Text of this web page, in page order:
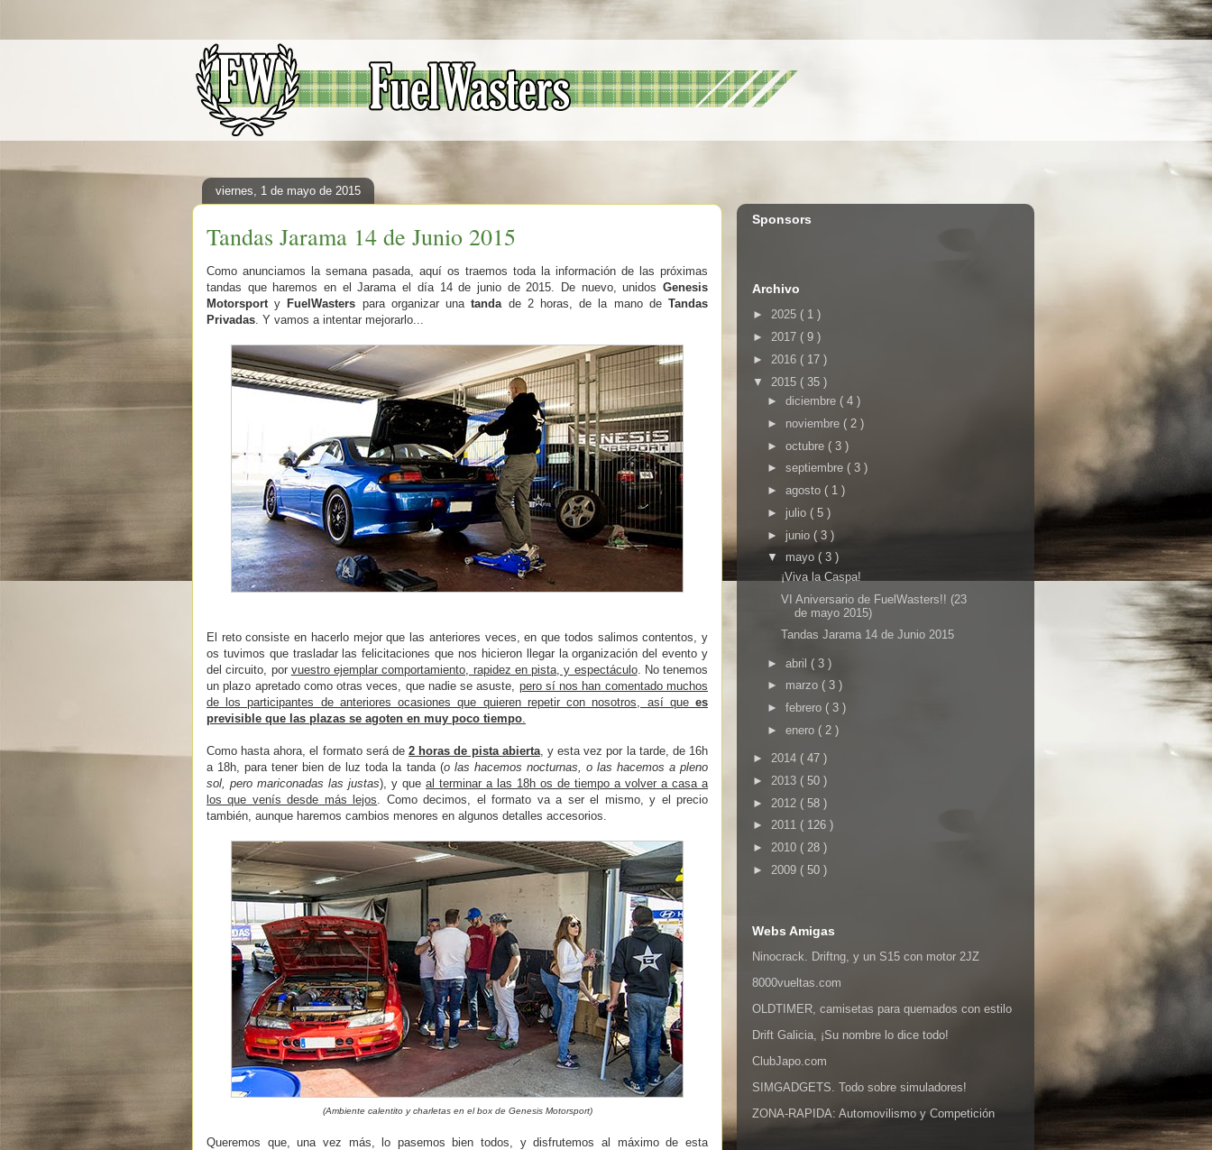
viernes, 1 de mayo de 2015
Tandas Jarama 14 de Junio 2015
Como anunciamos la semana pasada, aquí os traemos toda la información de las próximas
tandas que haremos en el Jarama el día 14 de junio de 2015. De nuevo, unidos Genesis
Motorsporty FuelWasters para organizar unatandade 2 horas, de la mano deTandas
Privadas. Y vamos a intentar mejorarlo...
El reto consiste en hacerlo mejor que las anteriores veces, en que todos salimos contentos, y
os tuvimos que trasladar las felicitaciones que nos hicieron llegar la organización del evento y
del circuito, por vuestro ejemplar comportamiento, rapidez en pista, y espectáculo. No tenemos
un plazo apretado como otras veces, que nadie se asuste, pero sí nos han comentado muchos
de los participantes de anteriores ocasiones que quieren repetir con nosotros, así que es
previsible que las plazas se agoten en muy poco tiempo.
Como hasta ahora, el formato será de2 horas de pista abierta, y esta vez por la tarde, de 16h
a 18h, para tener bien de luz toda la tanda (o las hacemos nocturnas, o las hacemos a pleno
sol, pero mariconadas las justas), y que al terminar a las 18h os de tiempo a volver a casa a
los que venís desde más lejos. Como decimos, el formato va a ser el mismo, y el precio
también, aunque haremos cambios menores en algunos detalles accesorios.
(Ambiente calentito y charletas en el box de Genesis Motorsport)
Queremos que, una vez más, lo pasemos bien todos, y disfrutemos al máximo de esta
Sponsors
Archivo
► 2025 ( 1 )
► 2017 ( 9 )
► 2016 ( 17 )
▼ 2015 ( 35 )
► diciembre ( 4 )
► noviembre ( 2 )
► octubre ( 3 )
► septiembre ( 3 )
► agosto ( 1 )
► julio ( 5 )
► junio ( 3 )
▼ mayo ( 3 )
¡Viva la Caspa!
VI Aniversario de FuelWasters!! (23
de mayo 2015)
Tandas Jarama 14 de Junio 2015
► abril ( 3 )
► marzo ( 3 )
► febrero ( 3 )
► enero ( 2 )
► 2014 ( 47 )
► 2013 ( 50 )
► 2012 ( 58 )
► 2011 ( 126 )
► 2010 ( 28 )
► 2009 ( 50 )
Webs Amigas
Ninocrack. Driftng, y un S15 con motor 2JZ
8000vueltas.com
OLDTIMER, camisetas para quemados con estilo
Drift Galicia, ¡Su nombre lo dice todo!
ClubJapo.com
SIMGADGETS. Todo sobre simuladores!
ZONA-RAPIDA: Automovilismo y Competición